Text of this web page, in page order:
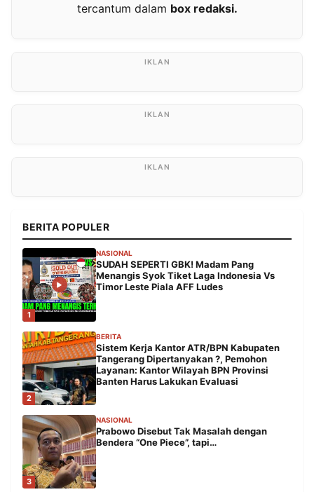
tercantum dalam box redaksi.
BERITA POPULER
1
NASIONAL
SUDAH SEPERTI GBK! Madam Pang
Menangis Syok Tiket Laga Indonesia Vs
Timor Leste Piala AFF Ludes
2
BERITA
Sistem Kerja Kantor ATR/BPN Kabupaten
Tangerang Dipertanyakan ?, Pemohon
Layanan: Kantor Wilayah BPN Provinsi
Banten Harus Lakukan Evaluasi
3
NASIONAL
Prabowo Disebut Tak Masalah dengan
Bendera “One Piece”, tapi…